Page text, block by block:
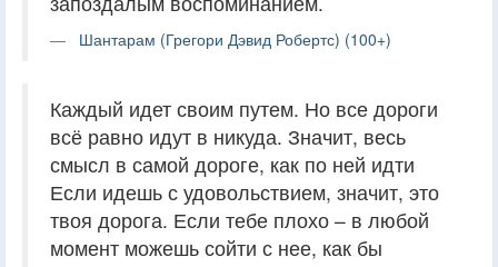
Шантарам (Грегори Дэвид Робертс) (100+)
Каждый идет своим путем. Но все дороги
всё равно идут в никуда. Значит, весь
смысл в самой дороге, как по ней идти
Если идешь с удовольствием, значит, это
твоя дорога. Если тебе плохо – в любой
момент можешь сойти с нее, как бы